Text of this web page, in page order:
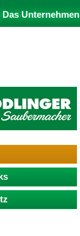
Das Unternehmen